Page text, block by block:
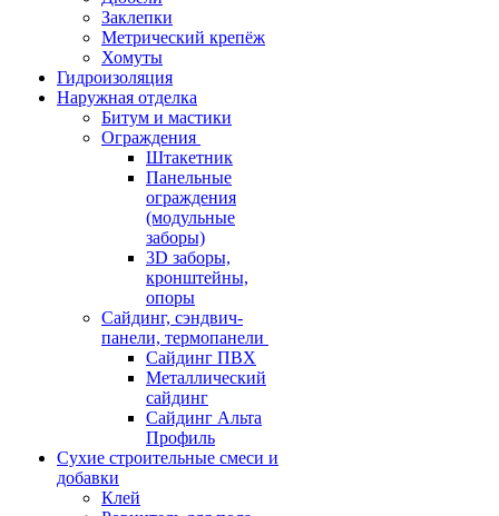
Заклепки
Метрический крепёж
Хомуты
Гидроизоляция
Наружная отделка
Битум и мастики
Ограждения
Штакетник
Панельные
ограждения
(модульные
заборы)
3D заборы,
кронштейны,
опоры
Cайдинг, сэндвич-
панели, термопанели
Сайдинг ПВХ
Металлический
сайдинг
Сайдинг Альта
Профиль
Сухие строительные смеси и
добавки
Клей